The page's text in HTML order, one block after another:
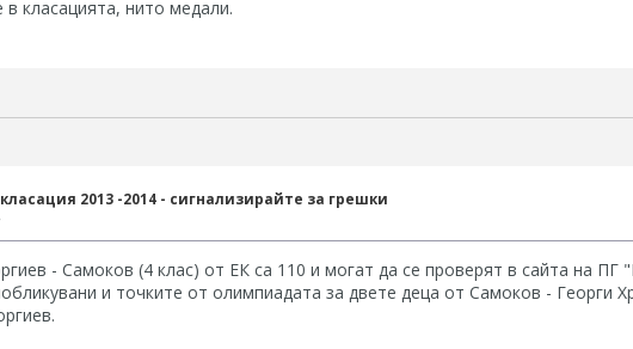
класацията, нито медали.
2013 -2014 - сигнализирайте за грешки
- Самоков (4 клас) от ЕК са 110 и могат да се проверят в сайта на ПГ
и точките от олимпиадата за двете деца от Самоков - Георги